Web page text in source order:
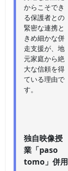
からこそでき
る保護者との
緊密な連携と
きめ細かな併
走支援が、地
元家庭から絶
大な信頼を得
ている理由で
す。
独自映像授
業「paso
tomo」併用